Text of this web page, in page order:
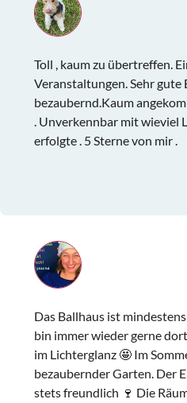
Toll , kaum zu übertreffen.
Veranstaltungen. Sehr gute
bezaubernd.Kaum
. Unverkennbar mit wieviel
erfolgte . 5 Sterne von mir .
Das Ballhaus ist
bin immer wieder gerne
im Lichterglanz 🤩 Im
bezaubernder Garten. Der
stets freundlich 🍷 Die